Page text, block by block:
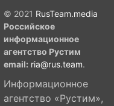
© 2021 RusTeam.media
Российское
информационное
агентство Рустим
email: ria@rus.team.
Информационное
агентство «Рустим»,